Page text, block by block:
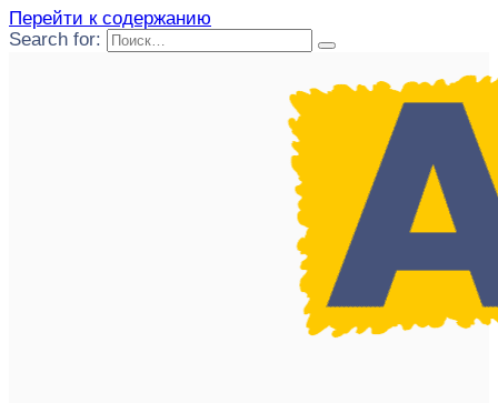
Перейти к содержанию
Search for: